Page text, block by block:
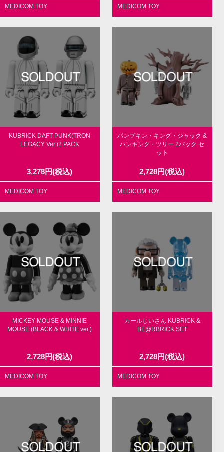
MEDICOM TOY MEDICOM TOY
KUBRICK DAFT PUNK(TRON
LEGACY Ver.)2 PACK
3,278円(税込)
MEDICOM TOY
パンプキン・キング・ジャック &
ハンギング・ツリー 2パック セ
ット
2,728円(税込)
MEDICOM TOY
MICKEY MOUSE & MINNIE
MOUSE (BLACK & WHITE ver.)
2,728円(税込)
MEDICOM TOY
カールじいさん KUBRICK &
BE@RBRICK SET
2,728円(税込)
MEDICOM TOY